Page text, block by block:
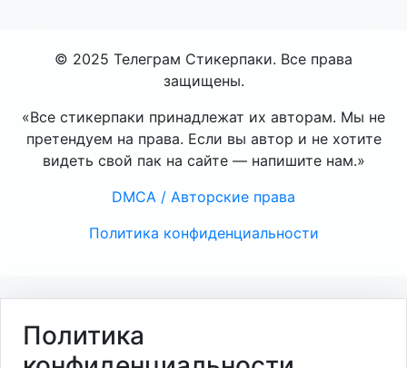
© 2025 Телеграм Стикерпаки. Все права
защищены.
«Все стикерпаки принадлежат их авторам. Мы не
претендуем на права. Если вы автор и не хотите
видеть свой пак на сайте — напишите нам.»
DMCA / Авторские права
Политика конфиденциальности
Политика